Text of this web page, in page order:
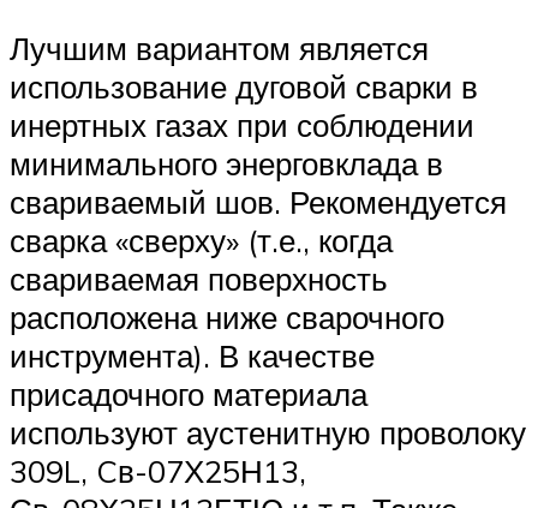
Лучшим вариантом является
использование дуговой сварки в
инертных газах при соблюдении
минимального энерговклада в
свариваемый шов. Рекомендуется
сварка «сверху» (т.е., когда
свариваемая поверхность
расположена ниже сварочного
инструмента). В качестве
присадочного материала
используют аустенитную проволоку
309L, Cв-07Х25Н13,